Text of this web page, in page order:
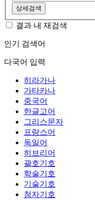
상세검색
결과 내 재검색
인기 검색어
다국어 입력
히라가나
가타카나
중국어
한글고어
그리스문자
프랑스어
독일어
히브리어
괄호기호
학술기호
기술기호
첨자기호